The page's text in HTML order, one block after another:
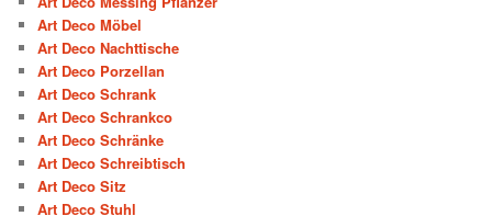
Art Deco Möbel
Art Deco Nachttische
Art Deco Porzellan
Art Deco Schrank
Art Deco Schrankco
Art Deco Schränke
Art Deco Schreibtisch
Art Deco Sitz
Art Deco Stuhl